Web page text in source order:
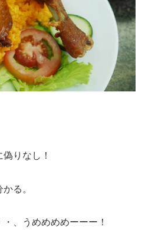
りなし！
る。
、うめめめめーーー！